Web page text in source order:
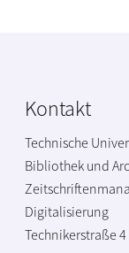
Kontakt
Technische
Bibliothek und
Digitalisierung
Technikerstraße 4